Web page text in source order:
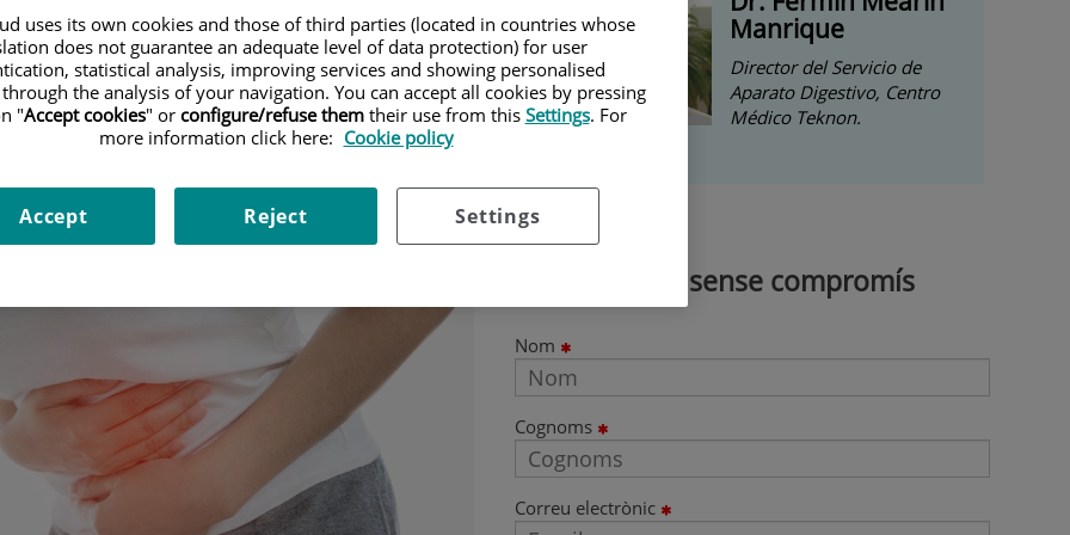
urgència intestinal en situacions
Manrique
Director del Servicio de
Aparato Digestivo, Centro
Médico Teknon.
Demana cita sense compromís
Nom
Cognoms
Correu electrònic
uses its own cookies and those of third parties (located in countries whose
does not guarantee an adequate level of data protection) for user
statistical analysis, improving services and showing personalised
the analysis of your navigation. You can accept all cookies by pressing
"Accept cookies" or configure/refuse themtheir use from this Settings. For
more information click here: Cookie policy
Settings
Reject
Accept